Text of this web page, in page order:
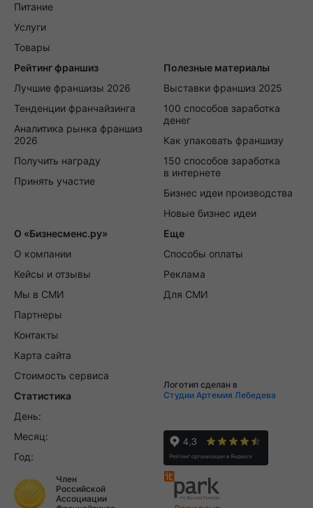
Питание
Услуги
Товары
Рейтинг франшиз
Лучшие франшизы 2026
Тенденции франчайзинга
Аналитика рынка франшиз
2026
Получить награду
Принять участие
Полезные материалы
Выставки франшиз 2025
100 способов заработка
денег
Как упаковать франшизу
150 способов заработка
в интернете
Бизнес идеи производства
Новые бизнес идеи
О «Бизнесменс.ру»
О компании
Кейсы и отзывы
Мы в СМИ
Партнеры
Контакты
Карта сайта
Стоимость сервиса
Еще
Способы оплаты
Реклама
Для СМИ
Статистика
День:
Месяц:
Год:
Логотип сделан в
Студии Артемия Лебедева
Член
Российской
Ассоциации